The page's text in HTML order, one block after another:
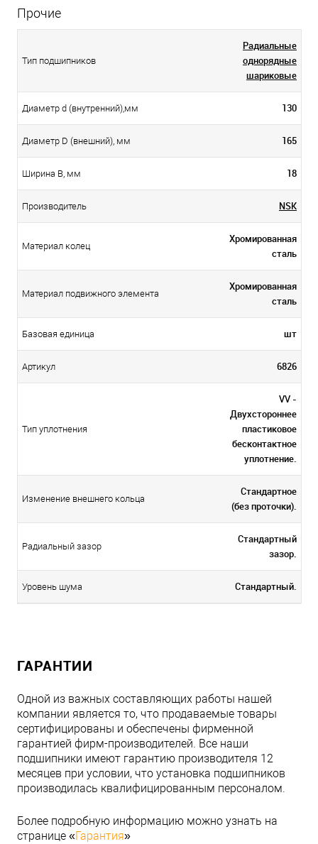
Прочие
Тип подшипников
Радиальные
однорядные
шариковые
Диаметр d (внутренний),мм 130
Диаметр D (внешний), мм 165
Ширина B, мм 18
Производитель NSK
Материал колец
Хромированная
сталь
Материал подвижного элемента
Хромированная
сталь
Базовая единица шт
Артикул 6826
Тип уплотнения
VV -
Двухстороннее
пластиковое
бесконтактное
уплотнение.
Изменение внешнего кольца
Стандартное
(без проточки).
Радиальный зазор
Стандартный
зазор.
Уровень шума Стандартный.
ГАРАНТИИ
Одной из важных составляющих работы нашей
компании является то, что продаваемые товары
сертифицированы и обеспечены фирменной
гарантией фирм-производителей. Все наши
подшипники имеют гарантию производителя 12
месяцев при условии, что установка подшипников
производилась квалифицированным персоналом.
Более подробную информацию можно узнать на
странице «Гарантия»